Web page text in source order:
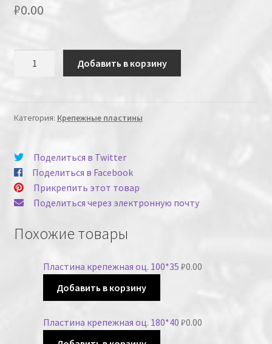
₽0.00
Добавить в корзину
Категория: Крепежные пластины
Поделиться в Twitter
Поделиться в Facebook
Прикрепить этот товар
Поделиться через электронную почту
Похожие товары
Пластина крепежная оц. 100*35 ₽0.00
Добавить в корзину
Пластина крепежная оц. 180*40 ₽0.00